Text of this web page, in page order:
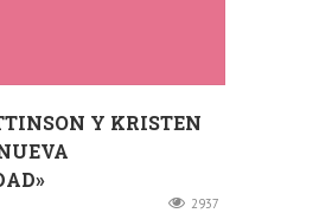
Y KRISTEN
2937